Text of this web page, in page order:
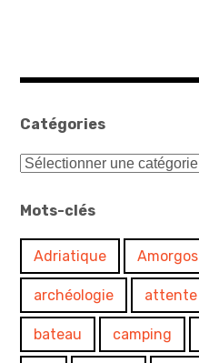
Catégories
Catégories
Mots-clés
Adriatique Amorgos
archéologie attente
bateau camping